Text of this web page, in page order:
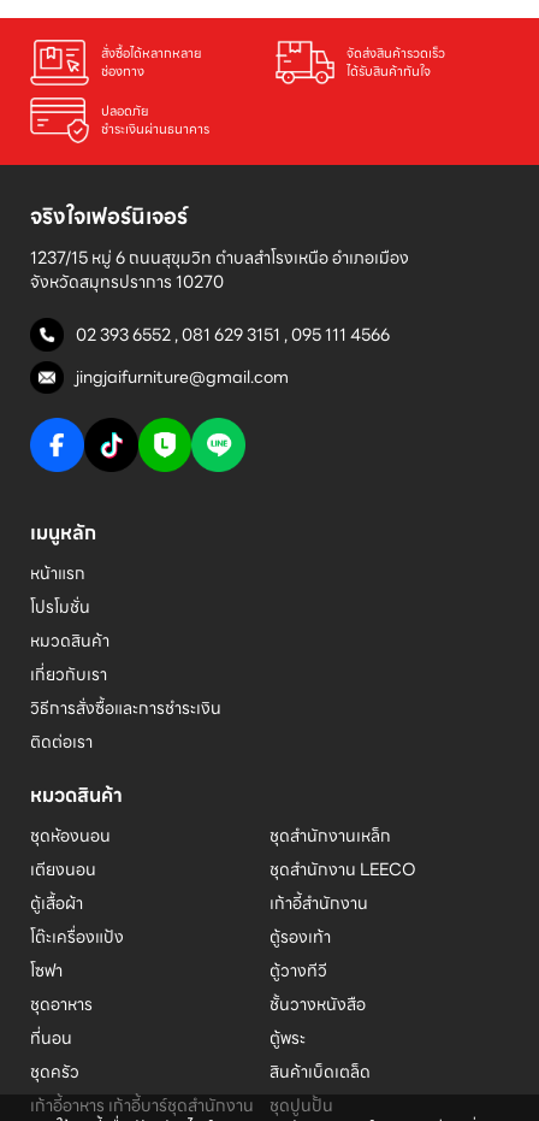
สั่งซื้อได้หลากหลาย
ช่องทาง
จัดส่งสินค้ารวดเร็ว
ได้รับสินค้าทันใจ
ปลอดภัย
ชำระเงินผ่านธนาคาร
จริงใจเฟอร์นิเจอร์
1237/15 หมู่ 6 ถนนสุขุมวิท ตำบลสำโรงเหนือ อำเภอเมือง
จังหวัดสมุทรปราการ 10270
02 393 6552,081 629 3151 ,095 111 4566
jingjaifurniture@gmail.com
เมนูหลัก
หน้าแรก
โปรโมชั่น
หมวดสินค้า
เกี่ยวกับเรา
วิธีการสั่งซื้อและการชำระเงิน
ติดต่อเรา
หมวดสินค้า
ชุดห้องนอน
เตียงนอน
ตู้เสื้อผ้า
โต๊ะเครื่องแป้ง
โซฟา
ชุดอาหาร
ที่นอน
ชุดครัว
เก้าอี้อาหาร เก้าอี้บาร์ชุดสำนักงาน
ชุดสำนักงานเหล็ก
ชุดสำนักงาน LEECO
เก้าอี้สำนักงาน
ตู้รองเท้า
ตู้วางทีวี
ชั้นวางหนังสือ
ตู้พระ
สินค้าเบ็ดเตล็ด
ชุดปูนปั้น